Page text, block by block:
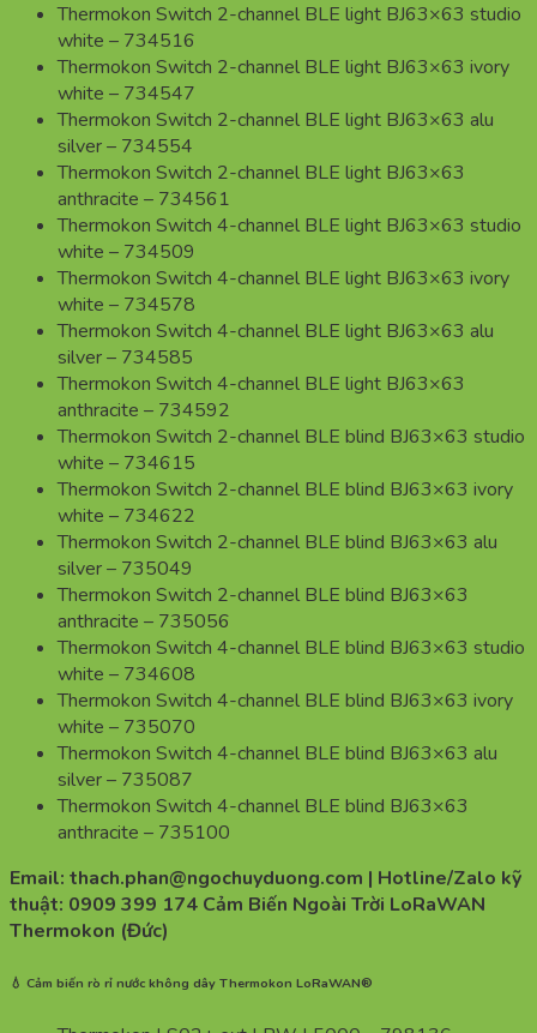
Thermokon Switch 2-channel BLE light BJ63×63 studio
white – 734516
Thermokon Switch 2-channel BLE light BJ63×63 ivory
white – 734547
Thermokon Switch 2-channel BLE light BJ63×63 alu
silver – 734554
Thermokon Switch 2-channel BLE light BJ63×63
anthracite – 734561
Thermokon Switch 4-channel BLE light BJ63×63 studio
white – 734509
Thermokon Switch 4-channel BLE light BJ63×63 ivory
white – 734578
Thermokon Switch 4-channel BLE light BJ63×63 alu
silver – 734585
Thermokon Switch 4-channel BLE light BJ63×63
anthracite – 734592
Thermokon Switch 2-channel BLE blind BJ63×63 studio
white – 734615
Thermokon Switch 2-channel BLE blind BJ63×63 ivory
white – 734622
Thermokon Switch 2-channel BLE blind BJ63×63 alu
silver – 735049
Thermokon Switch 2-channel BLE blind BJ63×63
anthracite – 735056
Thermokon Switch 4-channel BLE blind BJ63×63 studio
white – 734608
Thermokon Switch 4-channel BLE blind BJ63×63 ivory
white – 735070
Thermokon Switch 4-channel BLE blind BJ63×63 alu
silver – 735087
Thermokon Switch 4-channel BLE blind BJ63×63
anthracite – 735100
Email: thach.phan@ngochuyduong.com | Hotline/Zalo kỹ
thuật: 0909 399 174 Cảm Biến Ngoài Trời LoRaWAN
Thermokon (Đức)
💧 Cảm biến rò rỉ nước không dây Thermokon LoRaWAN®